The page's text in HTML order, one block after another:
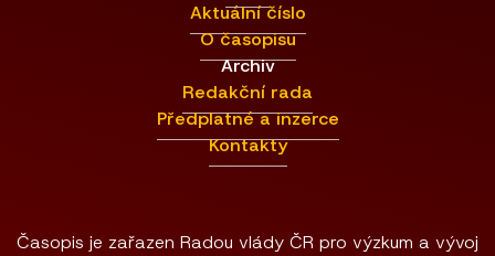
Aktuální číslo
O časopisu
Archiv
Redakční rada
Předplatné a inzerce
Kontakty
Časopis je zařazen Radou vlády ČR pro výzkum a vývoj